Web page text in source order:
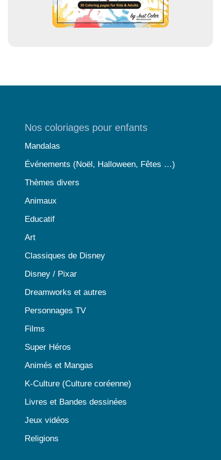
Nos coloriages pour enfants
Mandalas
Événements (Noël, Halloween, Fêtes …)
Thèmes divers
Animaux
Educatif
Art
Classiques de Disney
Disney / Pixar
Dreamworks et autres
Personnages TV
Films
Super Héros
Animés et Mangas
K-Culture (Culture coréenne)
Livres et Bandes dessinées
Jeux vidéos
Religions